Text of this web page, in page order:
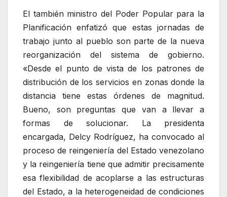
El también ministro del Poder Popular para la
Planificación enfatizó que estas jornadas de
trabajo junto al pueblo son parte de la nueva
reorganización del sistema de gobierno.
«Desde el punto de vista de los patrones de
distribución de los servicios en zonas donde la
distancia tiene estas órdenes de magnitud.
Bueno, son preguntas que van a llevar a
formas de solucionar. La presidenta
encargada, Delcy Rodríguez, ha convocado al
proceso de reingeniería del Estado venezolano
y la reingeniería tiene que admitir precisamente
esa flexibilidad de acoplarse a las estructuras
del Estado, a la heterogeneidad de condiciones